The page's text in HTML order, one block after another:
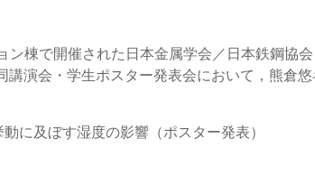
棟で開催された日本金属学会／日本鉄鋼協
演会・学生ポスター発表会において，熊倉
に及ぼす湿度の影響（ポスター発表）